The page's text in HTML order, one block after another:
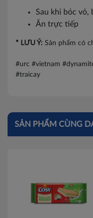
Sau khi bóc vỏ,
Ăn trực tiếp
* LƯU Ý: Sản phẩm có
#urc #vietnam
#traicay
SẢN PHẨM CÙNG